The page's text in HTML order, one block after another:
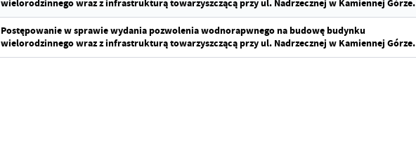
wielorodzinnego wraz z infrastrukturą towarzyszczącą przy ul. Nadrzecznej w Kamiennej Górze.
Postępowanie w sprawie wydania pozwolenia wodnorapwnego na budowę budynku
wielorodzinnego wraz z infrastrukturą towarzyszczącą przy ul. Nadrzecznej w Kamiennej Górze.